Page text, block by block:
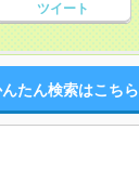
ツイート
たん検索はこちら